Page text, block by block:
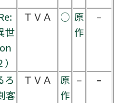
世
ＴＶＡ ○ 原
作
–
ろ
客
ＴＶＡ
原
作
– –